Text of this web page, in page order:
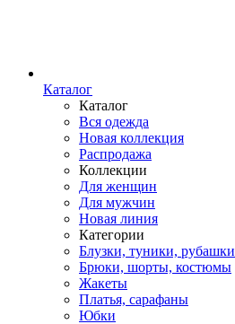
Каталог
Каталог
Вся одежда
Новая коллекция
Распродажа
Коллекции
Для женщин
Для мужчин
Новая линия
Категории
Блузки, туники, рубашки
Брюки, шорты, костюмы
Жакеты
Платья, сарафаны
Юбки